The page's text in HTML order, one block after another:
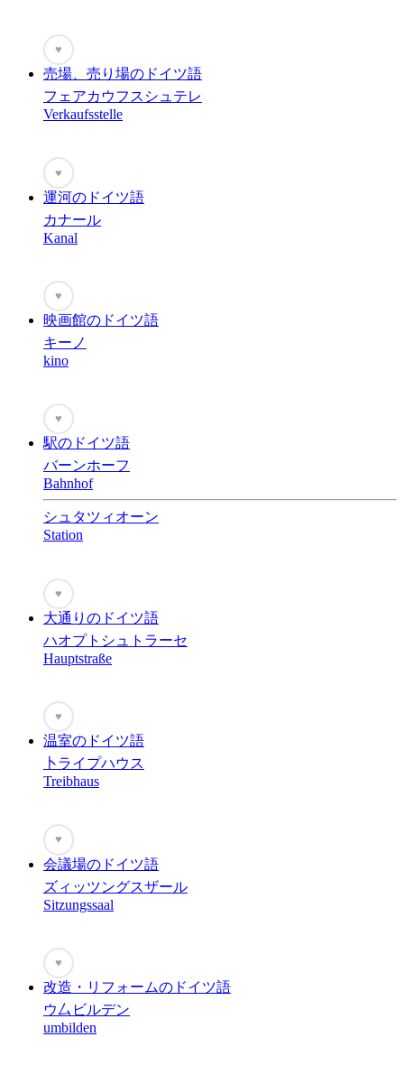
♥
売場、売り場のドイツ語
フェアカウフスシュテレ
Verkaufsstelle
♥
運河のドイツ語
カナール
Kanal
♥
映画館のドイツ語
キーノ
kino
♥
駅のドイツ語
バーンホーフ
Bahnhof
シュタツィオーン
Station
♥
大通りのドイツ語
ハオプトシュトラーセ
Hauptstraße
♥
温室のドイツ語
卜ライプハウス
Treibhaus
♥
会議場のドイツ語
ズィッツングスザール
Sitzungssaal
♥
改造・リフォームのドイツ語
ウ厶ビルデン
umbilden